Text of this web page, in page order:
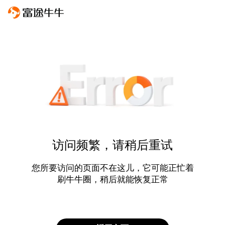
访问频繁，请稍后重试
您所要访问的页面不在这儿，它可能正忙着
刷牛牛圈，稍后就能恢复正常